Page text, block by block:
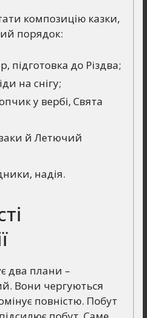
композицію казки,
порядок:
підготовка до Різдва;
на снігу;
у вербі, Свята
й Летючий
надія.
два плани –
Вони чергуються
повністю. Побут